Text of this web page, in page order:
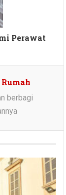
Perawat
berbagi